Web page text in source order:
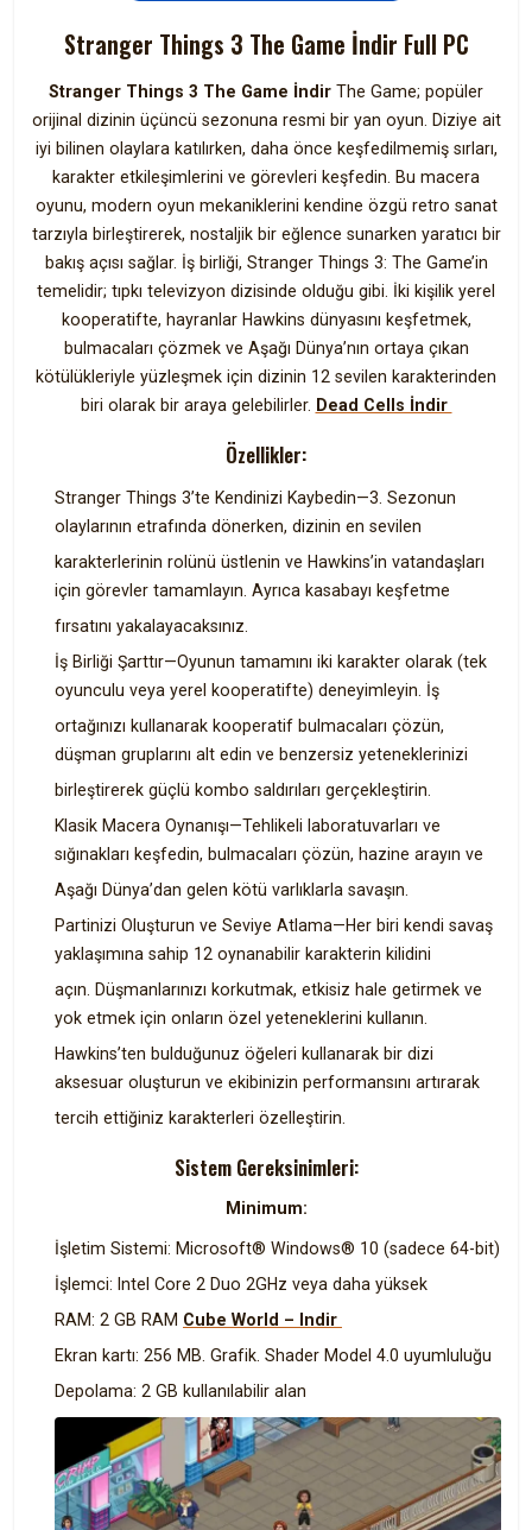
Stranger Things 3 The Game İndir Full PC
Stranger Things 3 The Game İndir The Game; popüler
orijinal dizinin üçüncü sezonuna resmi bir yan oyun. Diziye ait
iyi bilinen olaylara katılırken, daha önce keşfedilmemiş sırları,
karakter etkileşimlerini ve görevleri keşfedin. Bu macera
oyunu, modern oyun mekaniklerini kendine özgü retro sanat
tarzıyla birleştirerek, nostaljik bir eğlence sunarken yaratıcı bir
bakış açısı sağlar. İş birliği, Stranger Things 3: The Game’in
temelidir; tıpkı televizyon dizisinde olduğu gibi. İki kişilik yerel
kooperatifte, hayranlar Hawkins dünyasını keşfetmek,
bulmacaları çözmek ve Aşağı Dünya’nın ortaya çıkan
kötülükleriyle yüzleşmek için dizinin 12 sevilen karakterinden
biri olarak bir araya gelebilirler. Dead Cells İndir
Özellikler:
Stranger Things 3’te Kendinizi Kaybedin—3. Sezonun
olaylarının etrafında dönerken, dizinin en sevilen
karakterlerinin rolünü üstlenin ve Hawkins’in vatandaşları
için görevler tamamlayın. Ayrıca kasabayı keşfetme
fırsatını yakalayacaksınız.
İş Birliği Şarttır—Oyunun tamamını iki karakter olarak (tek
oyunculu veya yerel kooperatifte) deneyimleyin. İş
ortağınızı kullanarak kooperatif bulmacaları çözün,
düşman gruplarını alt edin ve benzersiz yeteneklerinizi
birleştirerek güçlü kombo saldırıları gerçekleştirin.
Klasik Macera Oynanışı—Tehlikeli laboratuvarları ve
sığınakları keşfedin, bulmacaları çözün, hazine arayın ve
Aşağı Dünya’dan gelen kötü varlıklarla savaşın.
Partinizi Oluşturun ve Seviye Atlama—Her biri kendi savaş
yaklaşımına sahip 12 oynanabilir karakterin kilidini
açın. Düşmanlarınızı korkutmak, etkisiz hale getirmek ve
yok etmek için onların özel yeteneklerini kullanın.
Hawkins’ten bulduğunuz öğeleri kullanarak bir dizi
aksesuar oluşturun ve ekibinizin performansını artırarak
tercih ettiğiniz karakterleri özelleştirin.
Sistem Gereksinimleri:
Minimum:
İşletim Sistemi: Microsoft® Windows® 10 (sadece 64-bit)
İşlemci: Intel Core 2 Duo 2GHz veya daha yüksek
RAM: 2 GB RAM Cube World – Indir
Ekran kartı: 256 MB. Grafik. Shader Model 4.0 uyumluluğu
Depolama: 2 GB kullanılabilir alan